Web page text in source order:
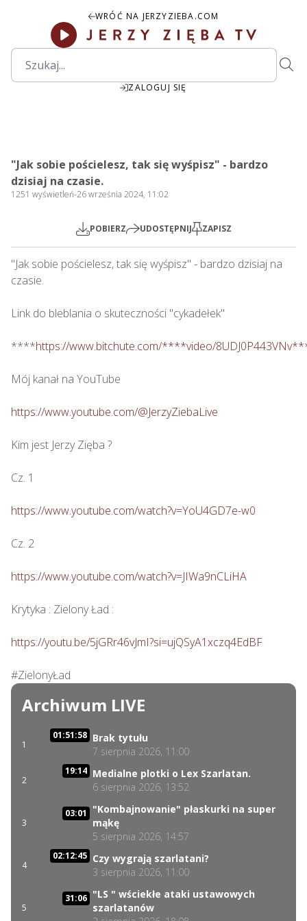
WRÓĆ NA JERZYZIEBA.COM
ZALOGUJ SIĘ
"Jak sobie pościelesz, tak się wyśpisz" - bardzo
dzisiaj na czasie.
1251 wyświetleń-26 września 2024, 11:02
POBIERZ UDOSTĘPNIJ ZAPISZ
"Jak sobie pościelesz, tak się wyśpisz" - bardzo dzisiaj na
czasie.
Link do bleblania o skuteczności "cykadełek"
****https://www.bitchute.com/****video/
Mój kanał na YouTube
https://www.youtube.com/@JerzyZiebaLive
Kim jest Jerzy Zięba ?
Cz. 1
https://www.youtube.com/watch?v=YoU4GD7e-w0
Cz. 2
https://www.youtube.com/watch?v=JIWa9nCLiHA
Krytyka : Zielony Ład :
https://youtu.be/5jGRr46vJmI?si=ujQSyA1xczq4EdBF
#ZielonyŁad
Archiwum LIVE
1
01:51:58 Brak tytułu
7 sierpnia 2026, 11:00
2
19:14 Medialne plotki o Lex Szarlatan.
6 sierpnia 2026, 13:52
3
03:01
"Kombajnowanie" płaskurki na super
mąkę
5 sierpnia 2026, 14:57
4
02:12:45 Czy wygrają szarlatani?
3 sierpnia 2026, 11:00
5
31:06 "LS " wściekłe ataki ustawowych
szarlatanów